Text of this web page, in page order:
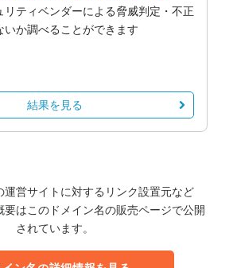
リティベンダーによる脅威判定・不正
いか調べることができます
結果を見る
運営サイトに対するリンク設置元など
要はこのドメイン名の販売ページで公開
されています。